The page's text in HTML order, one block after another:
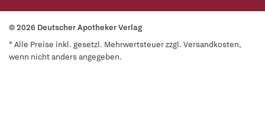
© 2026 Deutscher Apotheker Verlag
* Alle Preise inkl. gesetzl. Mehrwertsteuer zzgl. Versandkosten,
wenn nicht anders angegeben.